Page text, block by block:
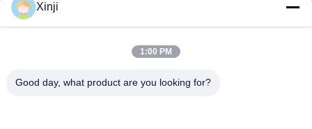
আমাদের সম্পর্কে
Xinji
1:00 PM
Good day, what product are you looking for?